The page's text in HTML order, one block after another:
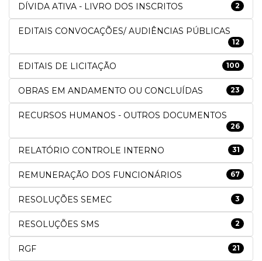
DÍVIDA ATIVA - LIVRO DOS INSCRITOS 2
EDITAIS CONVOCAÇÕES/ AUDIÊNCIAS PÚBLICAS
12
EDITAIS DE LICITAÇÃO 100
OBRAS EM ANDAMENTO OU CONCLUÍDAS 23
RECURSOS HUMANOS - OUTROS DOCUMENTOS
26
RELATÓRIO CONTROLE INTERNO 31
REMUNERAÇÃO DOS FUNCIONÁRIOS 67
RESOLUÇÕES SEMEC 3
RESOLUÇÕES SMS 2
RGF 21